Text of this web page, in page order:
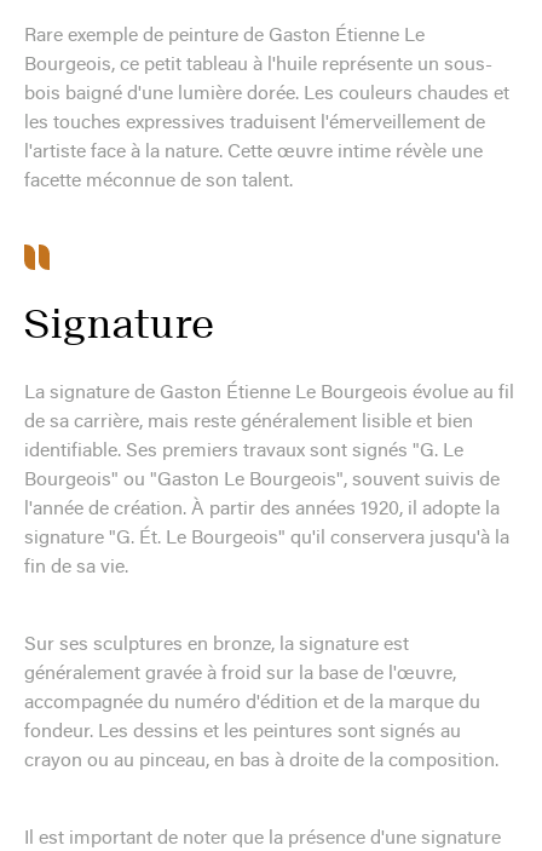
Rare exemple de peinture de Gaston Étienne Le
Bourgeois, ce petit tableau à l'huile représente un sous-
bois baigné d'une lumière dorée. Les couleurs chaudes et
les touches expressives traduisent l'émerveillement de
l'artiste face à la nature. Cette œuvre intime révèle une
facette méconnue de son talent.
Signature
La signature de Gaston Étienne Le Bourgeois évolue au fil
de sa carrière, mais reste généralement lisible et bien
identifiable. Ses premiers travaux sont signés "G. Le
Bourgeois" ou "Gaston Le Bourgeois", souvent suivis de
l'année de création. À partir des années 1920, il adopte la
signature "G. Ét. Le Bourgeois" qu'il conservera jusqu'à la
fin de sa vie.
Sur ses sculptures en bronze, la signature est
généralement gravée à froid sur la base de l'œuvre,
accompagnée du numéro d'édition et de la marque du
fondeur. Les dessins et les peintures sont signés au
crayon ou au pinceau, en bas à droite de la composition.
Il est important de noter que la présence d'une signature